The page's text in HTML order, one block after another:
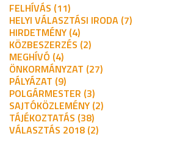
FELHÍVÁS (11)
HELYI VÁLASZTÁSI IRODA (7)
HIRDETMÉNY (4)
KÖZBESZERZÉS (2)
MEGHÍVÓ (4)
ÖNKORMÁNYZAT (27)
PÁLYÁZAT (9)
POLGÁRMESTER (3)
SAJTÓKÖZLEMÉNY (2)
TÁJÉKOZTATÁS (38)
VÁLASZTÁS 2018 (2)